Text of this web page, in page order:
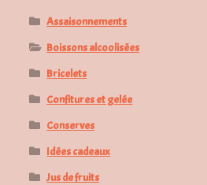
Assaisonnements
Boissons alcoolisées
Bricelets
Confitures et gelée
Conserves
Idées cadeaux
Jus de fruits